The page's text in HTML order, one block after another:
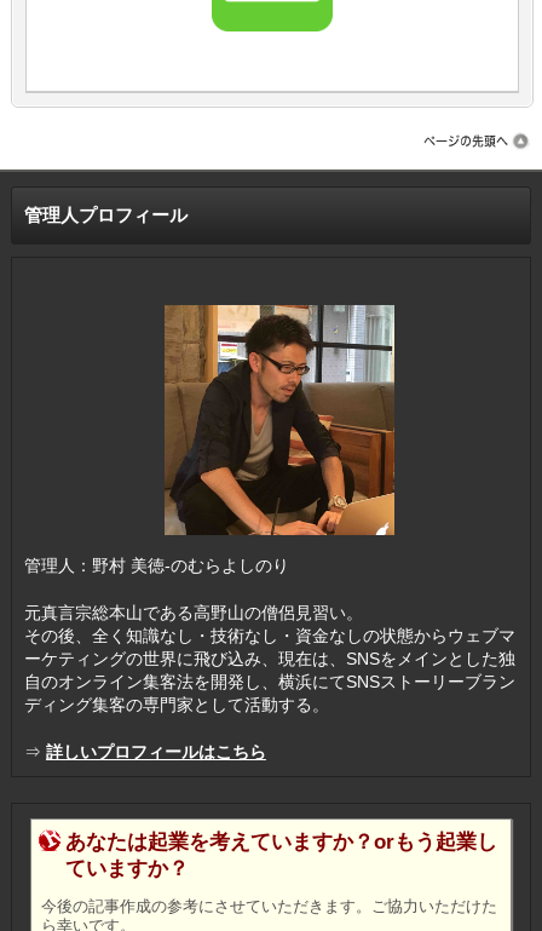
管理人プロフィール
管理人：野村 美徳-のむらよしのり
元真言宗総本山である高野山の僧侶見習い。
その後、全く知識なし・技術なし・資金なしの状態からウェブマ
ーケティングの世界に飛び込み、現在は、SNSをメインとした独
自のオンライン集客法を開発し、横浜にてSNSストーリーブラン
ディング集客の専門家として活動する。
⇒ 詳しいプロフィールはこちら
あなたは起業を考えていますか？orもう起業し
ていますか？
今後の記事作成の参考にさせていただきます。ご協力いただけた
ら幸いです。